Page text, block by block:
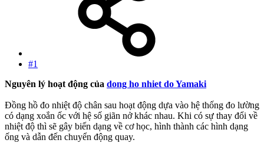
#1
Nguyên lý hoạt động của dong ho nhiet do Yamaki
Đồng hồ đo nhiệt độ chân sau hoạt động dựa vào hệ thống đo lường
có dạng xoắn ốc với hệ số giãn nở khác nhau. Khi có sự thay đổi về
nhiệt độ thì sẽ gây biến dạng về cơ học, hình thành các hình dạng
ống và dẫn đến chuyển động quay.